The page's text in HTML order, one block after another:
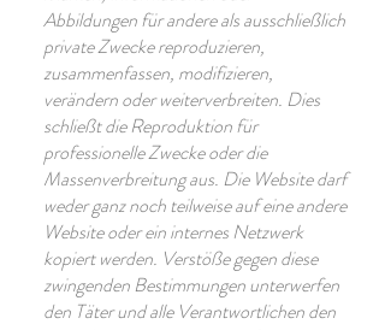
Abbildungen für andere als ausschließlich
private Zwecke reproduzieren,
zusammenfassen, modifizieren,
verändern oder weiterverbreiten. Dies
schließt die Reproduktion für
professionelle Zwecke oder die
Massenverbreitung aus. Die Website darf
weder ganz noch teilweise auf eine andere
Website oder ein internes Netzwerk
kopiert werden. Verstöße gegen diese
zwingenden Bestimmungen unterwerfen
den Täter und alle Verantwortlichen den